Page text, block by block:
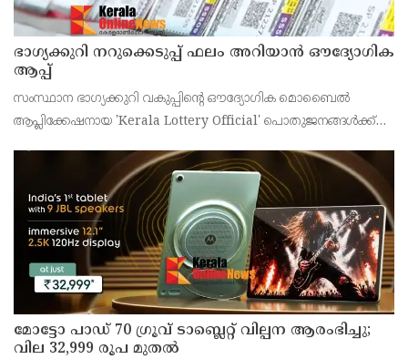
ഭാഗ്യക്കുറി നറുക്കെടുപ്പ് ഫലം അറിയാൻ ഔദ്യോഗിക
ആപ്പ്
സംസ്ഥാന ഭാഗ്യക്കുറി വകുപ്പിന്റെ ഔദ്യോഗിക മൊബൈൽ
ആപ്ലിക്കേഷനായ 'Kerala Lottery Official' പൊതുജനങ്ങൾക്ക്
അഞ്ജു കെ എസ് അറിയിച്ചു.
മോട്ടോ പാഡ് 70 ഗ്രൂവ് ടാബ്ലെറ്റ് വില്പന ആരംഭിച്ചു;
വില 32,999 രൂപ മുതൽ